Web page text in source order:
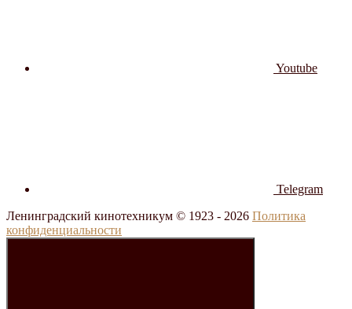
Youtube
Telegram
Ленинградский кинотехникум © 1923 - 2026 Политика
конфиденциальности